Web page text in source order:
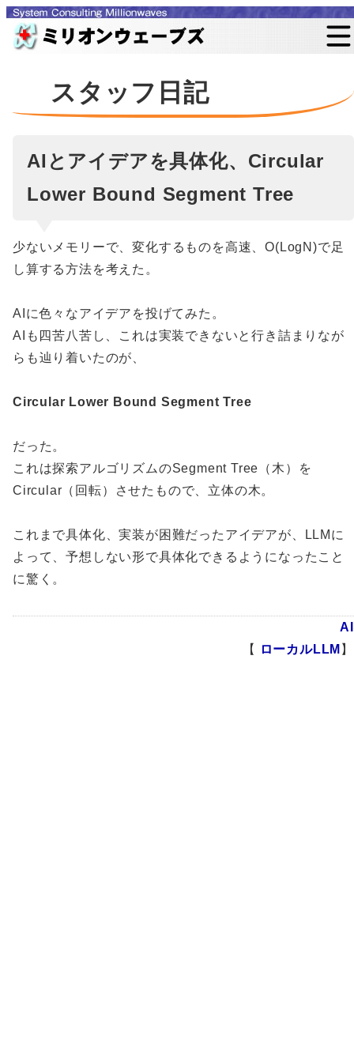
スタッフ日記
AIとアイデアを具体化、Circular
Lower Bound Segment Tree
少ないメモリーで、変化するものを高速、O(LogN)で足
し算する方法を考えた。
AIに色々なアイデアを投げてみた。
AIも四苦八苦し、これは実装できないと行き詰まりなが
らも辿り着いたのが、
Circular Lower Bound Segment Tree
だった。
これは探索アルゴリズムのSegment Tree（木）を
Circular（回転）させたもので、立体の木。
これまで具体化、実装が困難だったアイデアが、LLMに
よって、予想しない形で具体化できるようになったこと
に驚く。
AI
【
ローカルLLM 】